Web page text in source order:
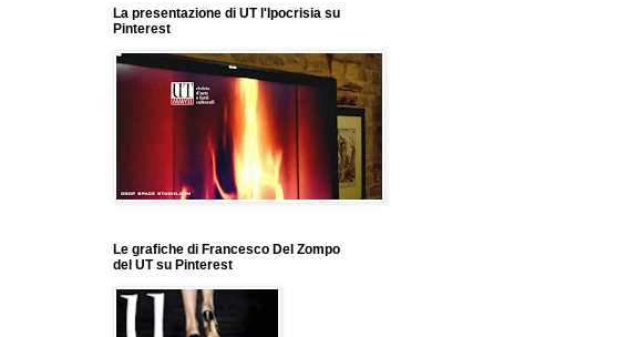
La presentazione di UT l'Ipocrisia su
Pinterest
Le grafiche di Francesco Del Zompo
del UT su Pinterest